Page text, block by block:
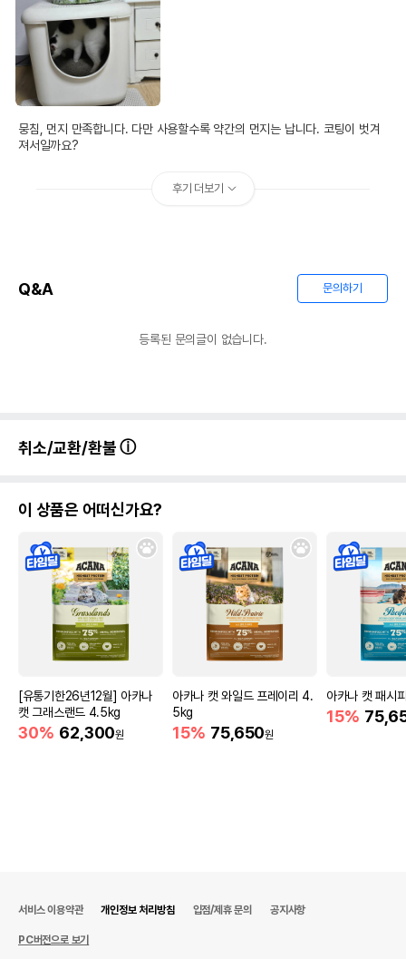
뭉침, 먼지 만족합니다. 다만 사용할수록 약간의 먼지는 납니다. 코팅이 벗겨
져서일까요?
후기 더보기
Q&A 문의하기
등록된 문의글이 없습니다.
취소/교환/환불
이 상품은 어떠신가요?
[유통기한26년12월] 아카나
캣 그래스랜드 4.5kg
30% 62,300원
아카나 캣 와일드 프레이리 4.
5kg
15% 75,650원
아카나 캣 패시
15%
서비스 이용약관 개인정보 처리방침 입점/제휴 문의 공지사항
PC버전으로 보기